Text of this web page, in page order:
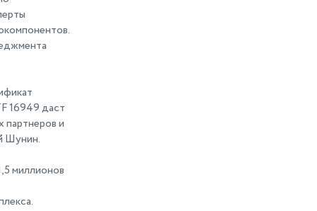
16949 даст
партнеров и
Шунин.
миллионов